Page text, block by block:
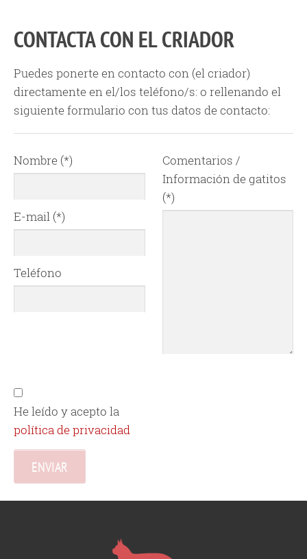
CONTACTA CON EL CRIADOR
Puedes ponerte en contacto con (el criador)
directamente en el/los teléfono/s:o rellenando el
siguiente formulario con tus datos de contacto:
Nombre (*)
E-mail (*)
Teléfono
Comentarios /
Información de gatitos
(*)
He leído y acepto la
política de privacidad